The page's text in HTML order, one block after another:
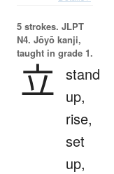
5 strokes. JLPT
N4. Jōyō kanji,
taught in grade 1.
立 stand
up,
rise,
set
up,